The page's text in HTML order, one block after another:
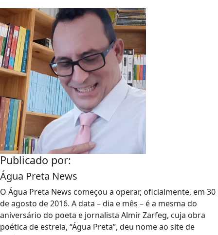
ao serviço do Senhor e
de Sua Igreja. Ele nos
ensinou a viver os
valores do Evangelho
com fidelidade,
coragem e amor
universal,
especialmente em
favor dos mais pobres
e marginalizados.
Com imensa gratidão
por seu exemplo como
verdadeiro discípulo
do Senhor Jesus,
recomendamos a
alma do Papa
Francisco ao infinito
amor misericordioso
do Deus Trino", diz